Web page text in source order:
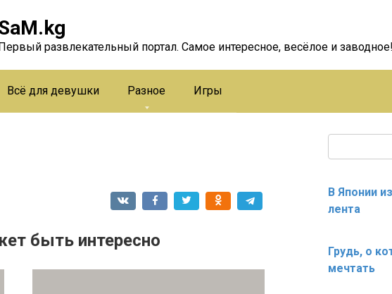
развлекательный портал. Самое интересное, весёлое и заводное!
Всё для девушки Разное Игры
быть интересно
В Японии
лента
Грудь, о
мечтать